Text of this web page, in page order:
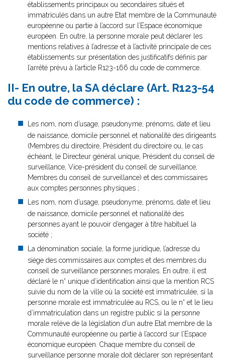
établissements principaux ou secondaires situés et
immatriculés dans un autre Etat membre de la Communauté
européenne ou partie à l’accord sur l’Espace économique
européen. En outre, la personne morale peut déclarer les
mentions relatives à l’adresse et à l’activité principale de ces
établissements sur présentation des justificatifs définis par
l’arrêté prévu à l’article R123-166 du code de commerce.
II- En outre, la SA déclare (Art. R123-54
du code de commerce) :
Les nom, nom d’usage, pseudonyme, prénoms, date et lieu
de naissance, domicile personnel et nationalité des dirigeants
(Membres du directoire, Président du directoire ou, le cas
échéant, le Directeur général unique, Président du conseil de
surveillance, Vice-président du conseil de surveillance,
Membres du conseil de surveillance) et des commissaires
aux comptes personnes physiques ;
Les nom, nom d’usage, pseudonyme, prénoms, date et lieu
de naissance, domicile personnel et nationalité des
personnes ayant le pouvoir d’engager à titre habituel la
société ;
La dénomination sociale, la forme juridique, l’adresse du
siège des commissaires aux comptes et des membres du
conseil de surveillance personnes morales. En outre, il est
déclaré le n° unique d’identification ainsi que la mention RCS
suivie du nom de la ville où la société est immatriculée, si la
personne morale est immatriculée au RCS, ou le n° et le lieu
d’immatriculation dans un registre public si la personne
morale relève de la législation d’un autre Etat membre de la
Communauté européenne ou partie à l’accord sur l’Espace
économique européen. Chaque membre du conseil de
surveillance personne morale doit déclarer son représentant